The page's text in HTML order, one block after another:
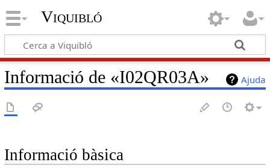
Viquibló
Ajuda
Informació de «I02QR03A»
Informació bàsica